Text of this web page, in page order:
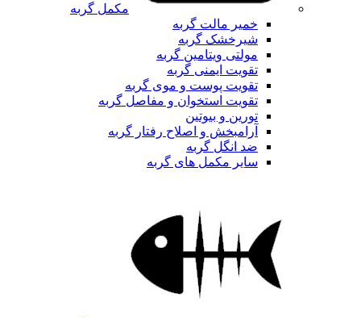
مکمل گربه
خمیر مالت گربه
شیرخشک گربه
مولتی ویتامین گربه
تقویت ایمنی گربه
تقویت پوست و موی گربه
تقویت استخوان و مفاصل گربه
تورین و بیوتین
آرامبخش و اصلاح رفتار گربه
ضد انگل گربه
سایر مکمل های گربه